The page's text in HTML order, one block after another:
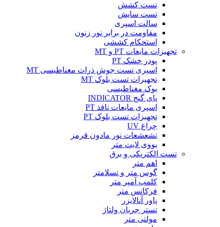
تست کشش
تست سایش
سالت اسپری
مقاومت در برابر نور زنون
استحکام کششی
تجهیزات مایعات PT و MT
پودر خشک PT
اسپری تست جوش ذرات مغناطیسی MT
تجهیزات تست بلوک MT
یوک مغناطیسی
پای گیج INDICATOR
اسپری مایعات نافذ PT
تجهیزات تست بلوک PT
چراغ UV
تشعشعات نور مادون قرمز
یووی لایت متر
تست الکتریکی و برق
اهم متر
گوس متر و تسلامتر
کلمپ آمپر متر
فرکانس متر
پاور آنالایزر
تستر جریان ولتاژ
مولتی متر